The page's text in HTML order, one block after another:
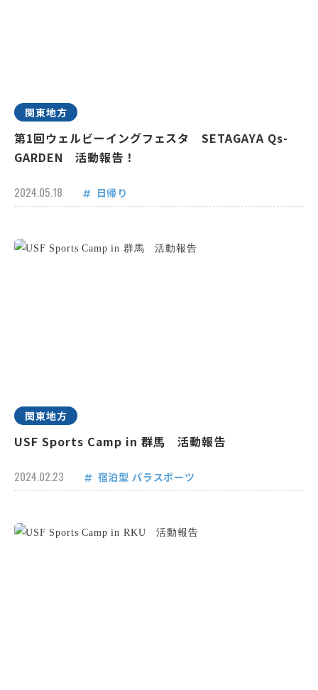
関東地方
第1回ウェルビーイングフェスタ SETAGAYA Qs-
GARDEN 活動報告！
2024.05.18 日帰り
関東地方
USF Sports Camp in 群馬 活動報告
2024.02.23 宿泊型 パラスポーツ